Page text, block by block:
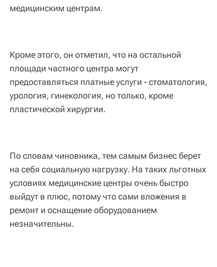
медицинским центрам.
Кроме этого, он отметил, что на остальной
площади частного центра могут
предоставляться платные услуги - стоматология,
урология, гинекология, но только, кроме
пластической хирургии.
По словам чиновника, тем самым бизнес берет
на себя социальную нагрузку. На таких льготных
условиях медицинские центры очень быстро
выйдут в плюс, потому что сами вложения в
ремонт и оснащение оборудованием
незначительны.